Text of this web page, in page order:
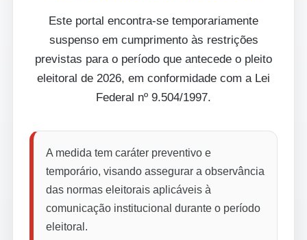
Este portal encontra-se temporariamente
suspenso em cumprimento às restrições
previstas para o período que antecede o pleito
eleitoral de 2026, em conformidade com a Lei
Federal nº 9.504/1997.
A medida tem caráter preventivo e
temporário, visando assegurar a observância
das normas eleitorais aplicáveis à
comunicação institucional durante o período
eleitoral.